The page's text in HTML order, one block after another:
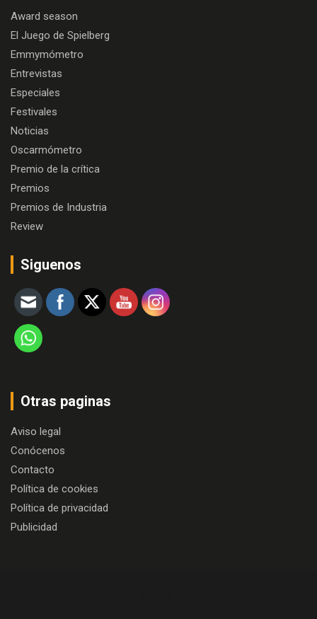
Award season
El Juego de Spielberg
Emmymómetro
Entrevistas
Especiales
Festivales
Noticias
Oscarmómetro
Premio de la crítica
Premios
Premios de Industria
Review
Siguenos
Otras paginas
Aviso legal
Conócenos
Contacto
Política de cookies
Política de privacidad
Publicidad